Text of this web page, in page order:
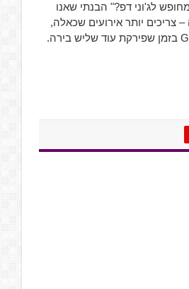
לג'וני דפ?" הבנתי שאנו
צריכים יותר אירועים שכאלה,